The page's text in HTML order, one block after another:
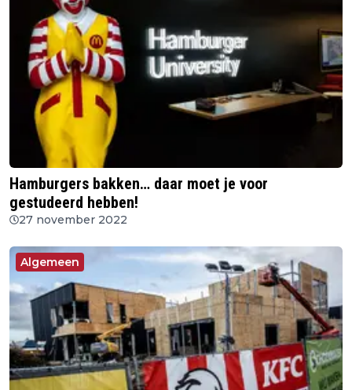
Hamburgers bakken… daar moet je voor
gestudeerd hebben!
27 november 2022
Algemeen